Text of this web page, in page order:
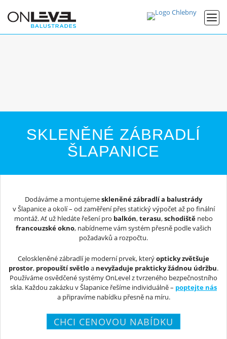
SKLENĚNÉ ZÁBRADLÍ
ŠLAPANICE
Dodáváme a montujemeskleněné zábradlí a balustrády
v Šlapanice a okolí – od zaměření přes statický výpočet až po finální
montáž. Ať už hledáte řešení pro balkón,terasu,schodiště nebo
francouzské okno, nabídneme vám systém přesně podle vašich
požadavků a rozpočtu.
Celoskleněné zábradlí je moderní prvek, kterýopticky zvětšuje
prostor, propouští světloa nevyžaduje prakticky žádnou údržbu.
Používáme osvědčené systémy OnLevel z tvrzeného bezpečnostního
skla. Každou zakázku v Šlapanice řešíme individuálně – poptejte nás
a připravíme nabídku přesně na míru.
CHCI CENOVOU NABÍDKU